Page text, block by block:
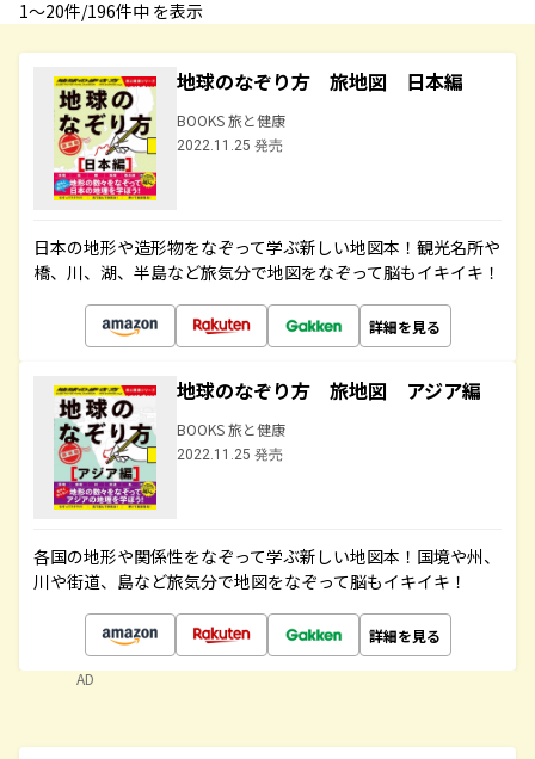
1〜20件/196件中 を表示
地球のなぞり方 旅地図 日本編
BOOKS 旅と健康
2022.11.25 発売
日本の地形や造形物をなぞって学ぶ新しい地図本！観光名所や
橋、川、湖、半島など旅気分で地図をなぞって脳もイキイキ！
詳細を見る
地球のなぞり方 旅地図 アジア編
BOOKS 旅と健康
2022.11.25 発売
各国の地形や関係性をなぞって学ぶ新しい地図本！国境や州、
川や街道、島など旅気分で地図をなぞって脳もイキイキ！
詳細を見る
AD